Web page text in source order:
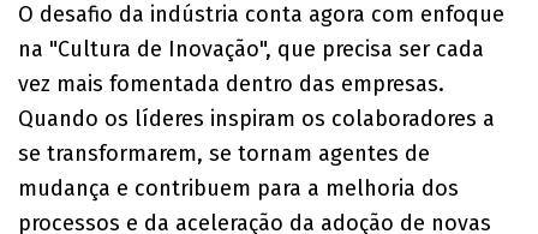
O desafio da indústria conta agora com enfoque
na "Cultura de Inovação", que precisa ser cada
vez mais fomentada dentro das empresas.
Quando os líderes inspiram os colaboradores a
se transformarem, se tornam agentes de
mudança e contribuem para a melhoria dos
processos e da aceleração da adoção de novas